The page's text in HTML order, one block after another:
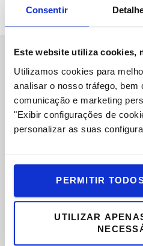
Consentir
Este website utiliza cookies,
Utilizamos cookies para
analisar o nosso tráfego, bem
comunicação e marketing
"Exibir configurações de
personalizar as suas
PERMITIR
UTILIZAR
Sobre Nós
Toyota Caetano Portugal, SA
Oportunidades de Emprego
Porquê escolher Toyota